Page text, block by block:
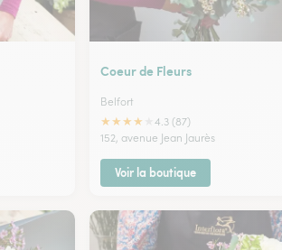
Coeur de Fleurs
Belfort
★★★★
4.3 (87)
152, avenue Jean Jaurès
Voir la boutique